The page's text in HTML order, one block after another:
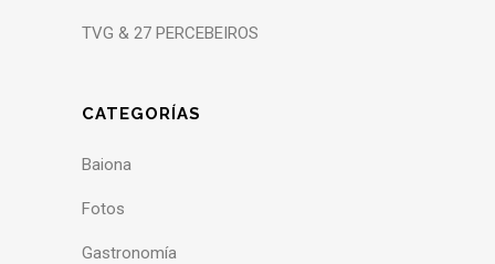
TVG & 27 PERCEBEIROS
CATEGORÍAS
Baiona
Fotos
Gastronomía